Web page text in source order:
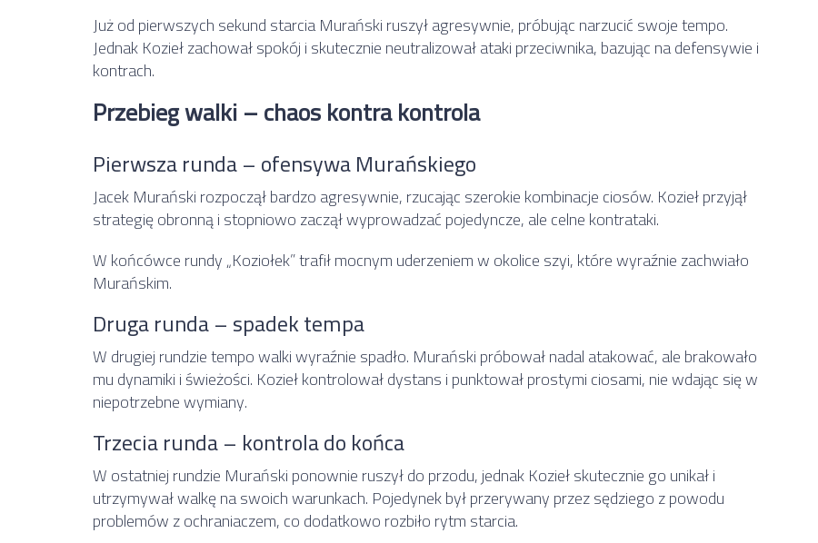
Już od pierwszych sekund starcia Murański ruszył agresywnie, próbując narzucić swoje tempo.
Jednak Kozieł zachował spokój i skutecznie neutralizował ataki przeciwnika, bazując na defensywie i
kontrach.
Przebieg walki – chaos kontra kontrola
Pierwsza runda – ofensywa Murańskiego
Jacek Murańskirozpoczął bardzo agresywnie, rzucając szerokie kombinacje ciosów. Kozieł przyjął
strategię obronną i stopniowo zaczął wyprowadzać pojedyncze, ale celne kontrataki.
W końcówce rundy „Koziołek” trafił mocnym uderzeniem w okolice szyi, które wyraźnie zachwiało
Murańskim.
Druga runda – spadek tempa
W drugiej rundzie tempo walki wyraźnie spadło. Murański próbował nadal atakować, ale brakowało
mu dynamiki i świeżości. Kozieł kontrolował dystans i punktował prostymi ciosami, nie wdając się w
niepotrzebne wymiany.
Trzecia runda – kontrola do końca
W ostatniej rundzie Murański ponownie ruszył do przodu, jednak Kozieł skutecznie go unikał i
utrzymywał walkę na swoich warunkach. Pojedynek był przerywany przez sędziego z powodu
problemów z ochraniaczem, co dodatkowo rozbiło rytm starcia.